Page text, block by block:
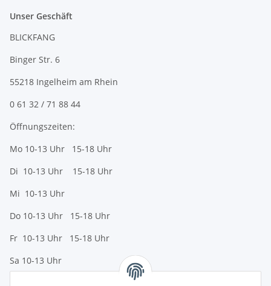
Unser Geschäft
BLICKFANG
Binger Str. 6
55218 Ingelheim am Rhein
0 61 32 / 71 88 44
Öffnungszeiten:
Mo 10-13 Uhr 15-18 Uhr
Di 10-13 Uhr 15-18 Uhr
Mi 10-13 Uhr
Do 10-13 Uhr 15-18 Uhr
Fr 10-13 Uhr 15-18 Uhr
Sa 10-13 Uhr